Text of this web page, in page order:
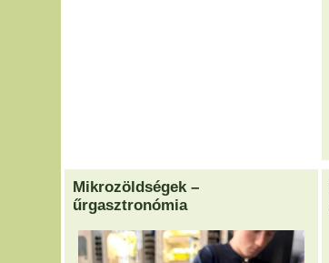
Mikrozöldségek –
űrgasztronómia